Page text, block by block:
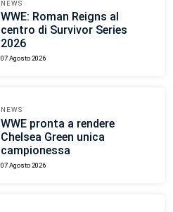
NEWS
WWE: Roman Reigns al
centro di Survivor Series
2026
07 Agosto 2026
NEWS
WWE pronta a rendere
Chelsea Green unica
campionessa
07 Agosto 2026